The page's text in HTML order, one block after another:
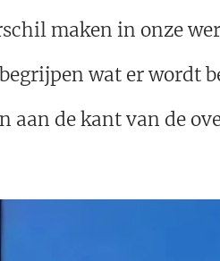
maken in onze
wat er wordt
​​aan de kant van de